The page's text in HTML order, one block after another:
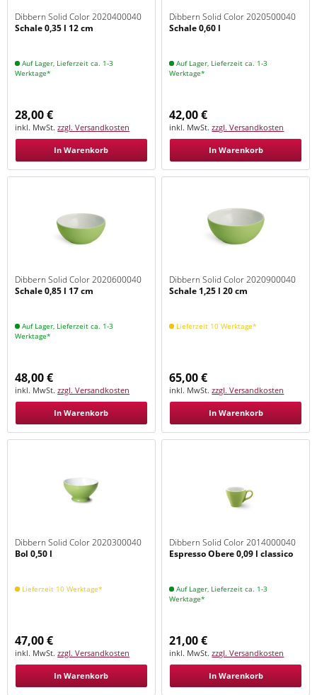
Dibbern Solid Color 2020400040
Maigrün
Schale 0,35 l 12 cm
Auf Lager, Lieferzeit ca. 1-3
Werktage*
28,00 €
inkl. MwSt.zzgl. Versandkosten
In Warenkorb
Dibbern Solid Color 2020500040
Maigrün
Schale 0,60 l
Auf Lager, Lieferzeit ca. 1-3
Werktage*
42,00 €
inkl. MwSt.zzgl. Versandkosten
In Warenkorb
Dibbern Solid Color 2020600040
Maigrün
Schale 0,85 l 17 cm
Auf Lager, Lieferzeit ca. 1-3
Werktage*
48,00 €
inkl. MwSt.zzgl. Versandkosten
In Warenkorb
Dibbern Solid Color 2020900040
Maigrün
Schale 1,25 l 20 cm
Lieferzeit 10 Werktage*
65,00 €
inkl. MwSt.zzgl. Versandkosten
In Warenkorb
Dibbern Solid Color 2020300040
Maigrün
Bol 0,50 l
Lieferzeit 10 Werktage*
47,00 €
inkl. MwSt.zzgl. Versandkosten
In Warenkorb
Dibbern Solid Color 2014000040
Maigrün
Espresso Obere 0,09 l classico
Auf Lager, Lieferzeit ca. 1-3
Werktage*
21,00 €
inkl. MwSt.zzgl. Versandkosten
In Warenkorb